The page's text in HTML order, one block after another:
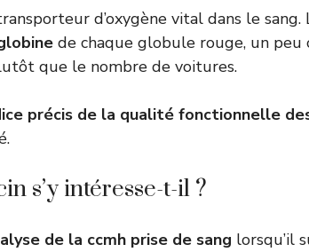
d’oxygène vital dans le sang.
de chaque globule rouge, un peu
que le nombre de voitures.
précis de la qualité fonctionnelle
s’y intéresse-t-il ?
de la ccmh prise de sang lorsqu’il